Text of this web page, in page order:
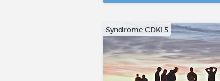
Syndrome CDKL5